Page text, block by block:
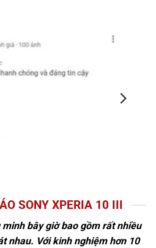
SONY XPERIA 10 III
bây giờ bao gồm rất nhiều
nhau. Với kinh nghiệm hơn 10